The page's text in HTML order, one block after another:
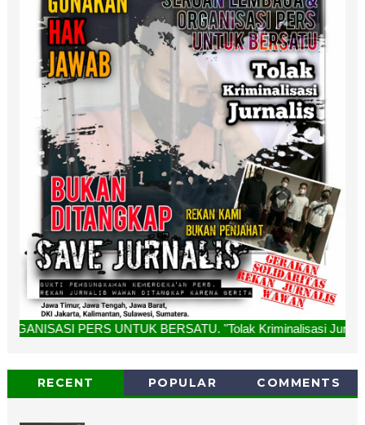
PERS UNTUK BERSATU. "Tolak Kriminalisasi Jurnalis, Rekan
RECENT POPULAR COMMENTS